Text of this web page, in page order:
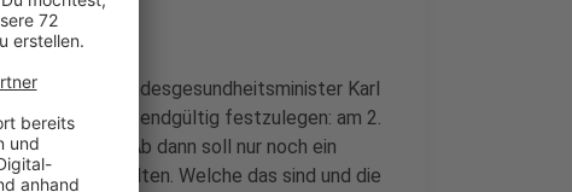
sich mit Bundesgesundheitsminister Karl
diesmal auch endgültig festzulegen: am 2.
Deutschland. Ab dann soll nur noch ein
an Regeln gelten. Welche das sind und die